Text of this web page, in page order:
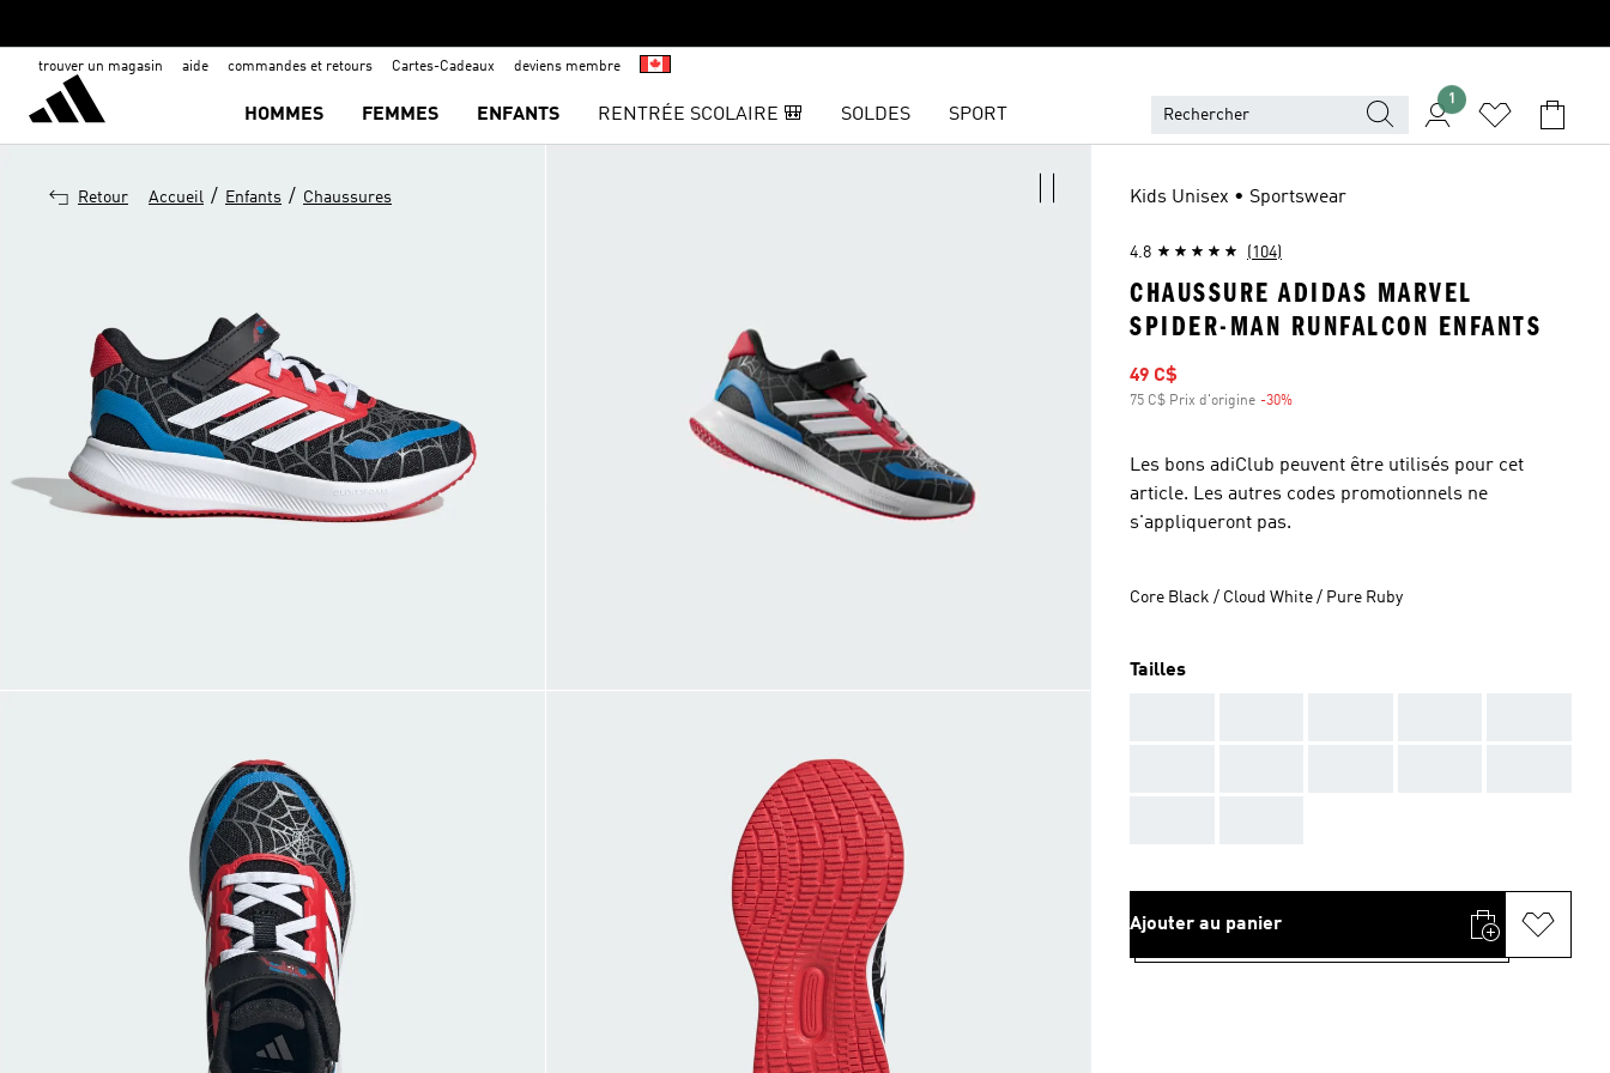
trouver un magasin aide commandes et retours Cartes-Cadeaux deviens membre
HOMMES FEMMES ENFANTS RENTRÉE SCOLAIRE 🎒 SOLDES SPORT
1
Retour Accueil / Enfants / Chaussures Kids Unisex • Sportswear
4.8 (104)
CHAUSSURE ADIDAS MARVEL
SPIDER-MAN RUNFALCON ENFANTS
Prix soldé
49 C$
75 C$ Prix d'origine -30%
Les bons adiClub peuvent être utilisés pour cet
article. Les autres codes promotionnels ne
s'appliqueront pas.
Core Black / Cloud White / Pure Ruby
Tailles
Ajouter au panier